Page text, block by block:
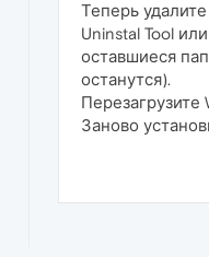
Теперь
Uninstal Tool
оставшиеся
останутся).
Перезагрузите
Заново